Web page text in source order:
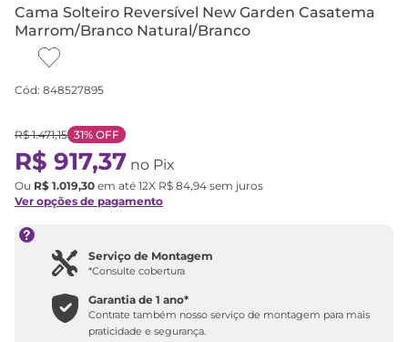
Cama Solteiro Reversível New Garden Casatema
Marrom/Branco Natural/Branco
Cód: 848527895
R$ 1.471,15 31% OFF
R$ 917,37 no Pix
Ou R$ 1.019,30 em até 12X R$ 84,94 sem juros
Ver opções de pagamento
Serviço de Montagem
*Consulte cobertura
Garantia de 1 ano*
Contrate também nosso serviço de montagem para mais
praticidade e segurança.